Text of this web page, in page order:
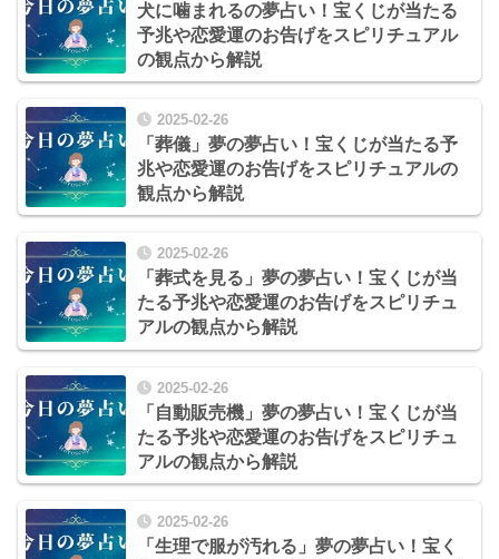
犬に噛まれるの夢占い！宝くじが当たる
予兆や恋愛運のお告げをスピリチュアル
の観点から解説
2025-02-26
「葬儀」夢の夢占い！宝くじが当たる予
兆や恋愛運のお告げをスピリチュアルの
観点から解説
2025-02-26
「葬式を見る」夢の夢占い！宝くじが当
たる予兆や恋愛運のお告げをスピリチュ
アルの観点から解説
2025-02-26
「自動販売機」夢の夢占い！宝くじが当
たる予兆や恋愛運のお告げをスピリチュ
アルの観点から解説
2025-02-26
「生理で服が汚れる」夢の夢占い！宝く